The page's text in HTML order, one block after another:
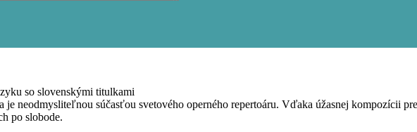
so slovenskými titulkami
neodmysliteľnou súčasťou svetového operného repertoáru. Vďaka úžasnej kompozícii
po slobode.